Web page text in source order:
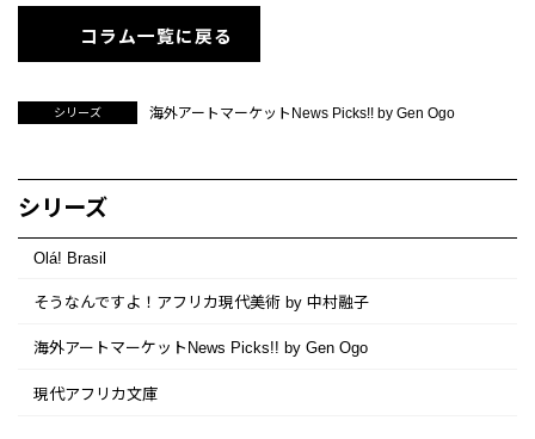
コラム一覧に戻る
シリーズ 海外アートマーケットNews Picks!! by Gen Ogo
シリーズ
Olá! Brasil
そうなんですよ！アフリカ現代美術 by 中村融子
海外アートマーケットNews Picks!! by Gen Ogo
現代アフリカ文庫